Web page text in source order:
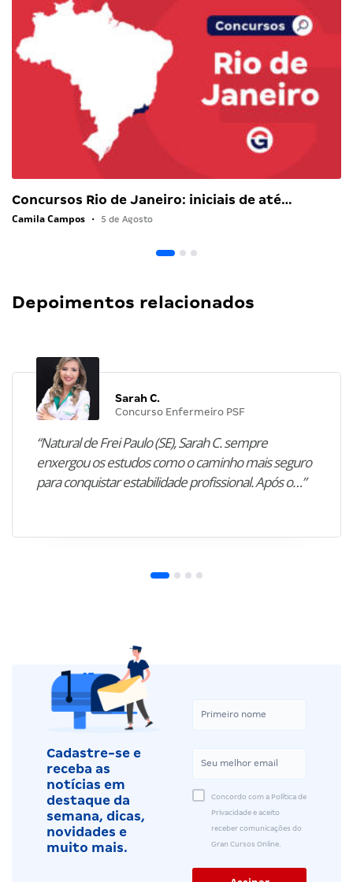
Concursos Rio de Janeiro: iniciais de até…
Camila Campos • 5 de Agosto
Depoimentos relacionados
Sarah C.
Concurso Enfermeiro PSF
“Natural de Frei Paulo (SE), Sarah C. sempre
enxergou os estudos como o caminho mais seguro
para conquistar estabilidade profissional. Após o…”
Cadastre-se e
receba as
notícias em
destaque da
semana, dicas,
novidades e
muito mais.
Concordo com a Política de
Privacidade e aceito
receber comunicações do
Gran Cursos Online.